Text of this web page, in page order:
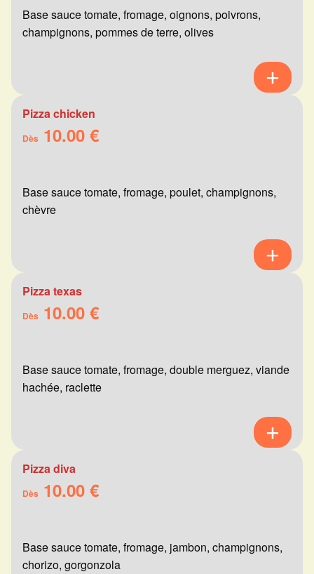
Base sauce tomate, fromage, oignons, poivrons,
champignons, pommes de terre, olives
Pizza chicken
Dès 10.00 €
Base sauce tomate, fromage, poulet, champignons,
chèvre
Pizza texas
Dès 10.00 €
Base sauce tomate, fromage, double merguez, viande
hachée, raclette
Pizza diva
Dès 10.00 €
Base sauce tomate, fromage, jambon, champignons,
chorizo, gorgonzola